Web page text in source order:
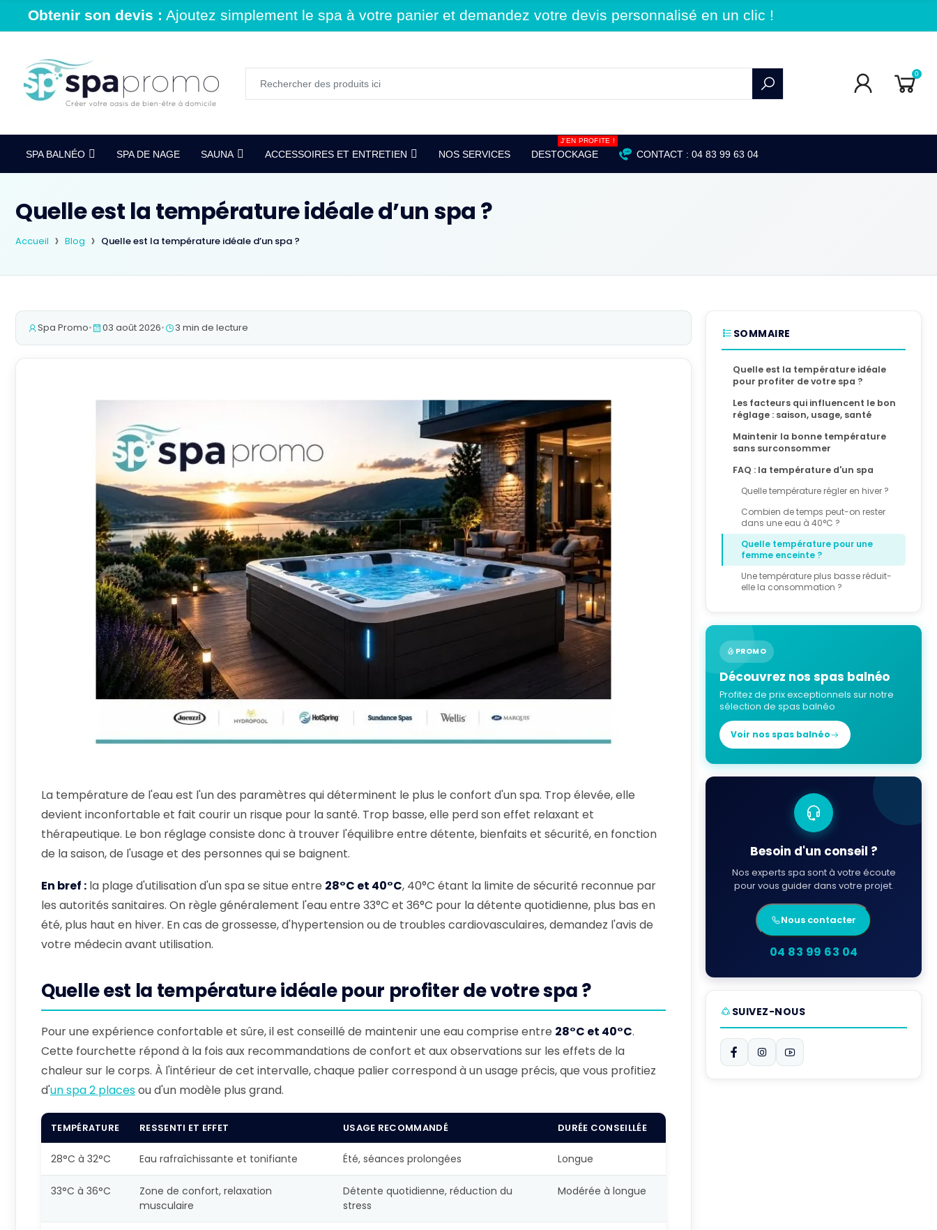
Obtenir son devis : Ajoutez simplement le spa à votre panier et demandez votre devis personnalisé en un clic !
0
SPA BALNÉO SPA DE NAGE SAUNA ACCESSOIRES ET ENTRETIEN NOS SERVICES DESTOCKAGE
J'EN PROFITE !
CONTACT : 04 83 99 63 04
Quelle est la température idéale d’un spa ?
Accueil Blog Quelle est la température idéale d’un spa ?
Spa Promo• 03 août 2026• 3 min de lecture
La température de l'eau est l'un des paramètres qui déterminent le plus le confort d'un spa. Trop élevée, elle
devient inconfortable et fait courir un risque pour la santé. Trop basse, elle perd son effet relaxant et
thérapeutique. Le bon réglage consiste donc à trouver l'équilibre entre détente, bienfaits et sécurité, en fonction
de la saison, de l'usage et des personnes qui se baignent.
En bref : la plage d'utilisation d'un spa se situe entre 28°C et 40°C, 40°C étant la limite de sécurité reconnue par
les autorités sanitaires. On règle généralement l'eau entre 33°C et 36°C pour la détente quotidienne, plus bas en
été, plus haut en hiver. En cas de grossesse, d'hypertension ou de troubles cardiovasculaires, demandez l'avis de
votre médecin avant utilisation.
Quelle est la température idéale pour profiter de votre spa ?
Pour une expérience confortable et sûre, il est conseillé de maintenir une eau comprise entre 28°C et 40°C.
Cette fourchette répond à la fois aux recommandations de confort et aux observations sur les effets de la
chaleur sur le corps. À l'intérieur de cet intervalle, chaque palier correspond à un usage précis, que vous profitiez
d'un spa 2 placesou d'un modèle plus grand.
TEMPÉRATURE RESSENTI ET EFFET USAGE RECOMMANDÉ DURÉE CONSEILLÉE
28°C à 32°C Eau rafraîchissante et tonifiante Été, séances prolongées Longue
33°C à 36°C
Zone de confort, relaxation
musculaire
Détente quotidienne, réduction du
stress
Modérée à longue
SOMMAIRE
Quelle est la température idéale
pour profiter de votre spa ?
Les facteurs qui influencent le bon
réglage : saison, usage, santé
Maintenir la bonne température
sans surconsommer
FAQ : la température d'un spa
Quelle température régler en hiver ?
Combien de temps peut-on rester
dans une eau à 40°C ?
Quelle température pour une
femme enceinte ?
Une température plus basse réduit-
elle la consommation ?
PROMO
Découvrez nos spas balnéo
Profitez de prix exceptionnels sur notre
sélection de spas balnéo
Voir nos spas balnéo
Besoin d'un conseil ?
Nos experts spa sont à votre écoute
pour vous guider dans votre projet.
Nous contacter
04 83 99 63 04
SUIVEZ-NOUS